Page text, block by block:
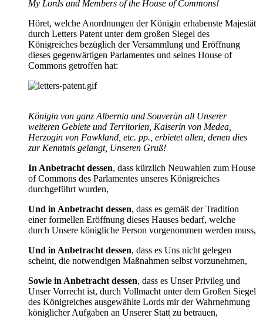
My Lords and Members of the House of Commons!
Höret, welche Anordnungen der Königin erhabenste Majestät
durch Letters Patent unter dem großen Siegel des
Königreiches bezüglich der Versammlung und Eröffnung
dieses gegenwärtigen Parlamentes und seines House of
Commons getroffen hat:
Königin von ganz Albernia und Souverän all Unserer
weiteren Gebiete und Territorien, Kaiserin von Medea,
Herzogin von Fawkland, etc. pp., erbietet allen, denen dies
zur Kenntnis gelangt, Unseren Gruß!
In Anbetracht dessen, dass kürzlich Neuwahlen zum House
of Commons des Parlamentes unseres Königreiches
durchgeführt wurden,
Und in Anbetracht dessen, dass es gemäß der Tradition
einer formellen Eröffnung dieses Hauses bedarf, welche
durch Unsere königliche Person vorgenommen werden muss,
Und in Anbetracht dessen, dass es Uns nicht gelegen
scheint, die notwendigen Maßnahmen selbst vorzunehmen,
Sowie in Anbetracht dessen, dass es Unser Privileg und
Unser Vorrecht ist, durch Vollmacht unter dem Großen Siegel
des Königreiches ausgewählte Lords mir der Wahrnehmung
königlicher Aufgaben an Unserer Statt zu betrauen,